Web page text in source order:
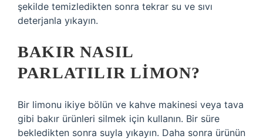
şekilde temizledikten sonra tekrar su ve sıvı
deterjanla yıkayın.
BAKIR NASIL
PARLATILIR LIMON?
Bir limonu ikiye bölün ve kahve makinesi veya tava
gibi bakır ürünleri silmek için kullanın. Bir süre
bekledikten sonra suyla yıkayın. Daha sonra ürünün